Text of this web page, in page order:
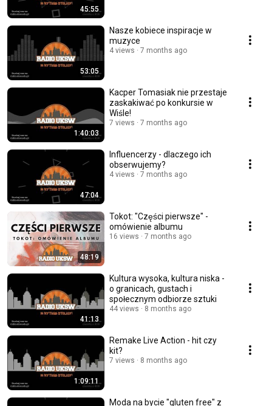
45:55
53:05
Nasze kobiece inspiracje w
muzyce
4 views 7 months ago
1:40:03
Kacper Tomasiak nie przestaje
zaskakiwać po konkursie w
Wiśle!
7 views 7 months ago
47:04
Influencerzy - dlaczego ich
obserwujemy?
4 views 7 months ago
48:19
Tokot: "Części pierwsze" -
omówienie albumu
16 views 7 months ago
41:13
Kultura wysoka, kultura niska -
o granicach, gustach i
społecznym odbiorze sztuki
44 views 8 months ago
1:09:11
Remake Live Action - hit czy
kit?
7 views 8 months ago
Moda na bycie "gluten free" z